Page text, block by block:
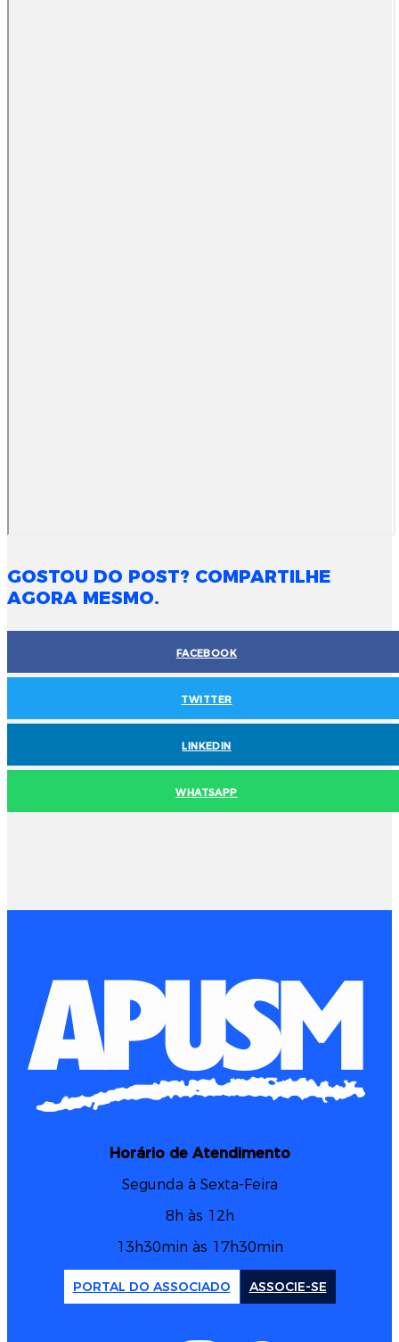
GOSTOU DO POST? COMPARTILHE
AGORA MESMO.
FACEBOOK
TWITTER
LINKEDIN
WHATSAPP
Horário de Atendimento
Segunda à Sexta-Feira
8h às 12h
13h30min às 17h30min
PORTAL DO ASSOCIADO ASSOCIE-SE